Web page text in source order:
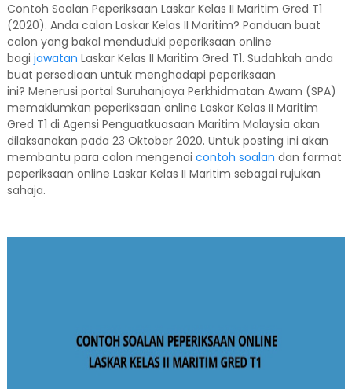
Contoh Soalan Peperiksaan Laskar Kelas II Maritim Gred T1
(2020). Anda calon Laskar Kelas II Maritim? Panduan buat
calon yang bakal menduduki peperiksaan online
bagi jawatan Laskar Kelas II Maritim Gred T1. Sudahkah anda
buat persediaan untuk menghadapi peperiksaan
ini? Menerusi portal Suruhanjaya Perkhidmatan Awam (SPA)
memaklumkan peperiksaan online Laskar Kelas II Maritim
Gred T1 di Agensi Penguatkuasaan Maritim Malaysia akan
dilaksanakan pada 23 Oktober 2020. Untuk posting ini akan
membantu para calon mengenai contoh soalan dan format
peperiksaan online Laskar Kelas II Maritim sebagai rujukan
sahaja.